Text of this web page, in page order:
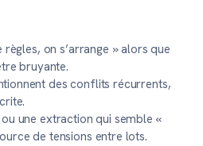
règles, on s’arrange » alors que
bruyante.
des conflits récurrents,
une extraction qui semble «
de tensions entre lots.